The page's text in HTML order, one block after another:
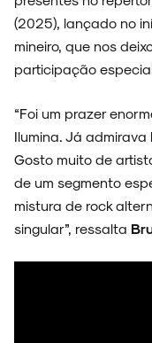
(2025), lançado no
mineiro, que nos
participação
“Foi um prazer
Ilumina. Já
Gosto muito de
de um segmento
mistura de rock
singular”, ressalta